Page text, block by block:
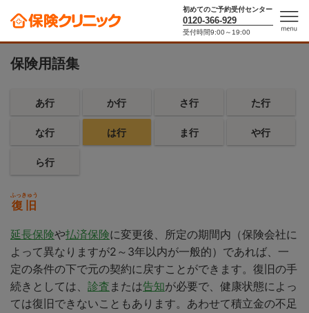
10秒で保険料がわかる！保険シミュレーター
初めてのご予約受付センター
0120-366-929
受付時間9:00～19:00
保険用語集
あ行 か行 さ行 た行
な行 は行 ま行 や行
ら行
復旧
ふっきゅう
延長保険や払済保険に変更後、所定の期間内（保険会社に
よって異なりますが2～3年以内が一般的）であれば、一
定の条件の下で元の契約に戻すことができます。復旧の手
続きとしては、 診査 または告知が必要で、健康状態によっ
ては復旧できないこともあります。あわせて積立金の不足